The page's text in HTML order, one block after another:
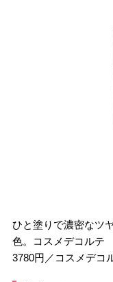
ひと塗りで濃密なツ
色。コスメデコル
3780円／コスメデコ